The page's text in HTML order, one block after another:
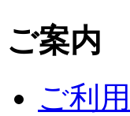
ご案内
ご利